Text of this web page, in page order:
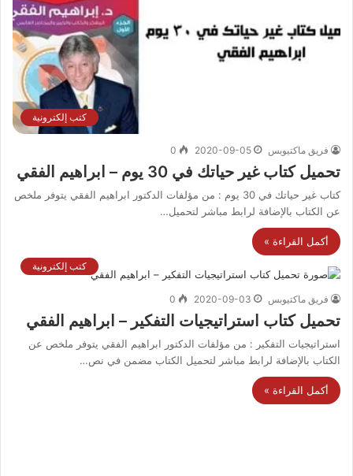
كتب إلكترونية
فريق ماكتيوبس 2020-09-05
0
تحميل كتاب غير حياتك في 30 يوم – ابراهيم الفقي
كتاب غير حياتك في 30 يوم : من مؤلفات الدكتور ابراهيم الفقي يتوفر ملخص
عن الكتاب بالإضافة لرابط مباشر لتحميل…
أكمل القراءة »
كتب إلكترونية
فريق ماكتيوبس 2020-09-03
0
تحميل كتاب استراتيجيات التفكير – ابراهيم الفقي
استراتيجيات التفكير : من مؤلفات الدكتور ابراهيم الفقي يتوفر ملخص عن
الكتاب بالإضافة لرابط مباشر لتحميل الكتاب مضمن في نص…
أكمل القراءة »